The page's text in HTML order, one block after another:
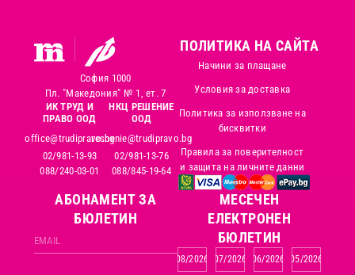
София 1000
Пл. "Македония" № 1, ет. 7
ИК ТРУД И
ПРАВО ООД
office@trudipravo.bg
02/981-13-93
088/240-03-01
НКЦ РЕШЕНИЕ
ООД
reshenie@trudipravo.bg
02/981-13-76
088/845-19-64
ПОЛИТИКА НА САЙТА
Начини за плащане
Условия за доставка
Политика за използване на
бисквитки
Правила за поверителност
и защита на личните данни
АБОНАМЕНТ ЗА
БЮЛЕТИН
MЕСЕЧЕН
ЕЛЕКТРОНЕН
БЮЛЕТИН
08/2026 07/2026 06/2026 05/2026